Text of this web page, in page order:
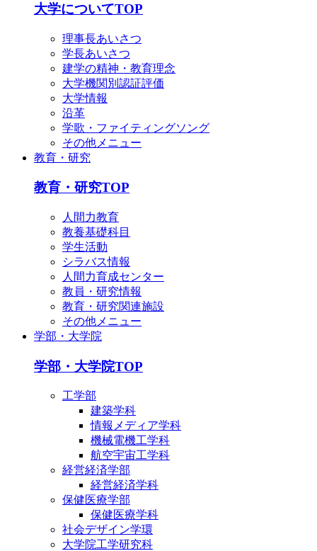
大学についてTOP
理事長あいさつ
学長あいさつ
建学の精神・教育理念
大学機関別認証評価
大学情報
沿革
学歌・ファイティングソング
その他メニュー
教育・研究
教育・研究TOP
人間力教育
教養基礎科目
学生活動
シラバス情報
人間力育成センター
教員・研究情報
教育・研究関連施設
その他メニュー
学部・大学院
学部・大学院TOP
工学部
建築学科
情報メディア学科
機械電機工学科
航空宇宙工学科
経営経済学部
経営経済学科
保健医療学部
保健医療学科
社会デザイン学環
大学院工学研究科